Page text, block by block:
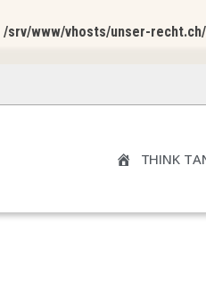
/srv/www/vhosts/unser-
NOTRE DROIT
THINK